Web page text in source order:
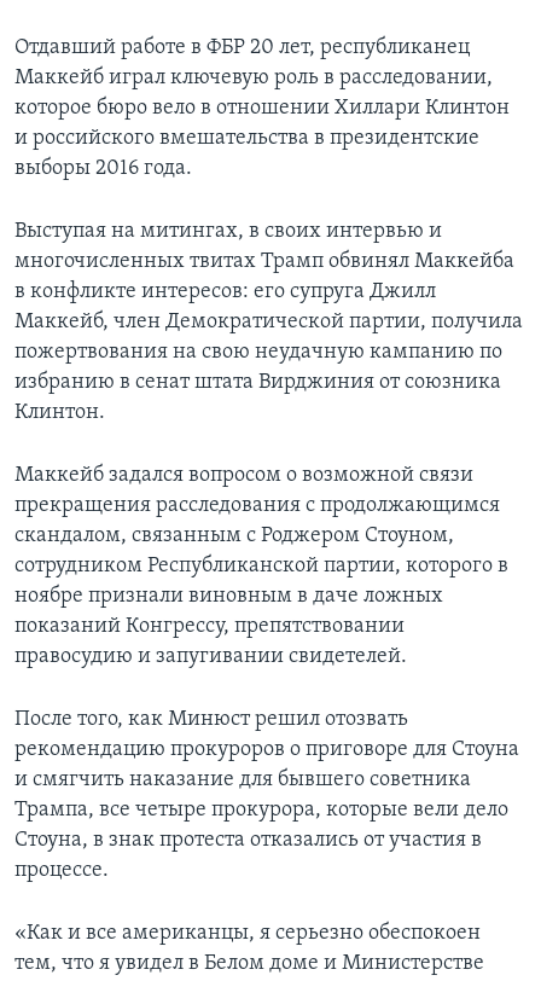
Отдавший работе в ФБР 20 лет, республиканец
Маккейб играл ключевую роль в расследовании,
которое бюро вело в отношении Хиллари Клинтон
и российского вмешательства в президентские
выборы 2016 года.
Выступая на митингах, в своих интервью и
многочисленных твитах Трамп обвинял Маккейба
в конфликте интересов: его супруга Джилл
Маккейб, член Демократической партии, получила
пожертвования на свою неудачную кампанию по
избранию в сенат штата Вирджиния от союзника
Клинтон.
Маккейб задался вопросом о возможной связи
прекращения расследования с продолжающимся
скандалом, связанным с Роджером Стоуном,
сотрудником Республиканской партии, которого в
ноябре признали виновным в даче ложных
показаний Конгрессу, препятствовании
правосудию и запугивании свидетелей.
После того, как Минюст решил отозвать
рекомендацию прокуроров о приговоре для Стоуна
и смягчить наказание для бывшего советника
Трампа, все четыре прокурора, которые вели дело
Стоуна, в знак протеста отказались от участия в
процессе.
«Как и все американцы, я серьезно обеспокоен
тем, что я увидел в Белом доме и Министерстве